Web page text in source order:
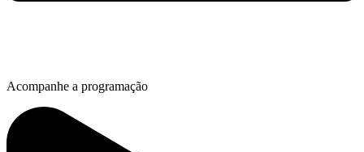
Acompanhe a programação